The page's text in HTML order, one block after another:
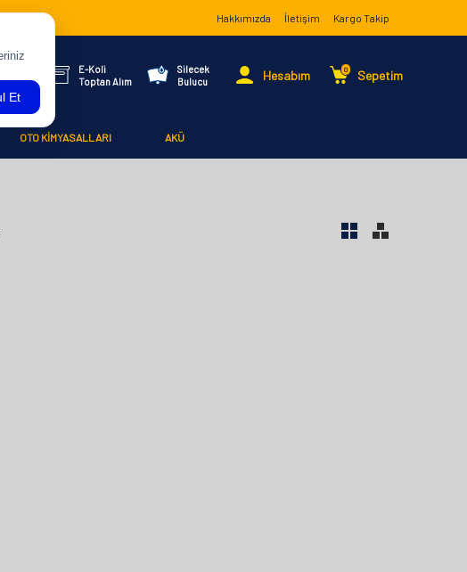
Hakkımızda İletişim Kargo Takip
E-Koli
Toptan Alım
Silecek
Bulucu
Hesabım 0 Sepetim
OTO KİMYASALLARI AKÜ